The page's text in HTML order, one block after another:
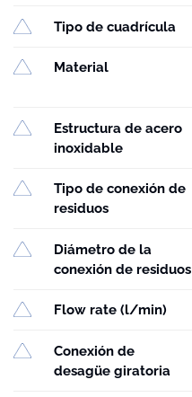
Tipo de cuadrícula
Material
Estructura de acero
inoxidable
Tipo de conexión de
residuos
Diámetro de la
conexión de residuos
Flow rate (l/min)
Conexión de
desagüe giratoria